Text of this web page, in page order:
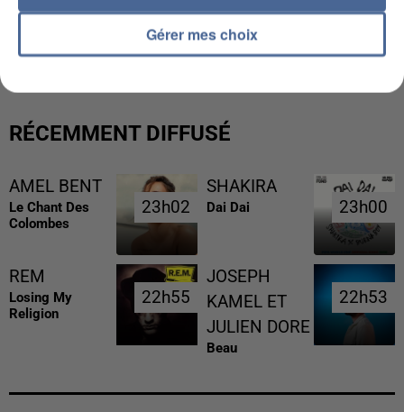
L’UN DES FONDATEURS SUPPOSÉS DE LA DZ
MAFIA INTERPELLÉ EN ALGÉRIE
RÉCEMMENT DIFFUSÉ
AMEL BENT
Le Chant Des
Colombes
23h02
23h02
SHAKIRA
Dai Dai 23h00
23h00
REM
Losing My
Religion
22h55
22h55
JOSEPH
KAMEL ET
JULIEN DORE
Beau
22h53
22h53
Gérer mes choix